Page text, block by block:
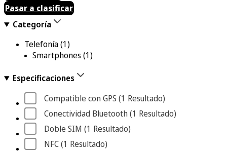
Pasar a clasificar
Categoría
Telefonía(1)
Smartphones (1)
Especificaciones
Compatible con GPS (1 Resultado)
Conectividad Bluetooth (1 Resultado)
Doble SIM (1 Resultado)
NFC (1 Resultado)